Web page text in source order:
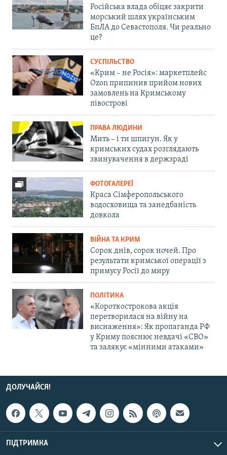
Російська влада обіцяє закрити
морський шлях українським
БпЛА до Севастополя. Чи реально
це?
СУСПІЛЬСТВО
«Крим – не Росія»: маркетплейс
Ozon припинив прийом нових
замовлень на Кримському
півострові
ПРАВА ЛЮДИНИ
Мить – і ти шпигун. Як у
кримських судах розглядають
звинувачення в держзраді
ФОТОГАЛЕРЕЇ
Краса Сімферопольського
водосховища та занедбаність
довкола
ВІЙНА ТА КРИМ
Сорок днів, сорок ночей. Про
результати кримської операції з
примусу Росії до миру
ПОЛІТИКА
«Короткострокова акція
перетворилася на війну на
виснаження»: Як пропаганда РФ
у Криму пояснює невдачі «СВО»
та залякує «мінними атаками»
ДОЛУЧАЙСЯ!
ПІДТРИМКА